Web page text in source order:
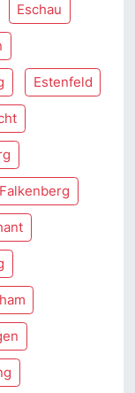
Eschau
Estenfeld
Falkenberg